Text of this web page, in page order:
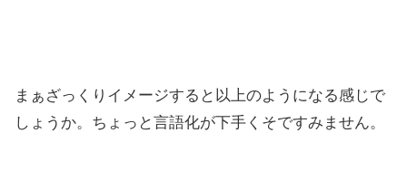
まぁざっくりイメージすると以上のようになる感じで
しょうか。ちょっと言語化が下手くそですみません。